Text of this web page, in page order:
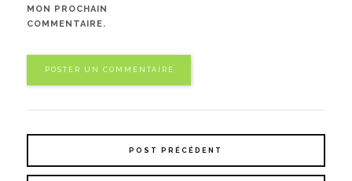
MON PROCHAIN
COMMENTAIRE.
POST PRÉCÉDENT